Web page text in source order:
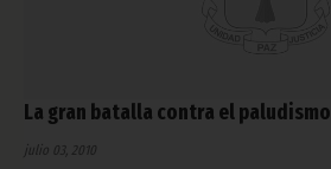
La gran batalla contra el paludismo
julio 03, 2010